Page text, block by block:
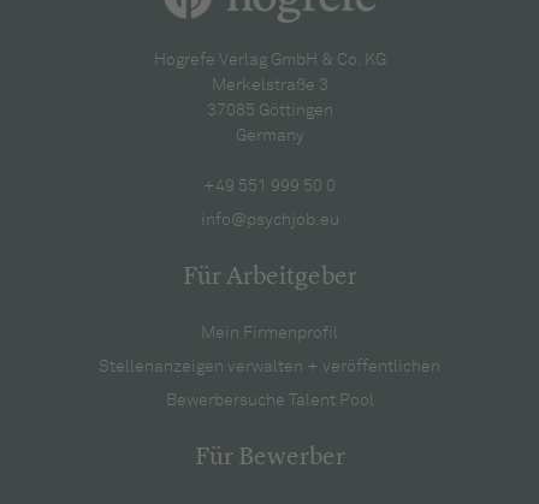
Hogrefe Verlag GmbH & Co. KG
Merkelstraße 3
37085 Göttingen
Germany
+49 551 999 50 0
info@psychjob.eu
Für Arbeitgeber
Mein Firmenprofil
Stellenanzeigen verwalten + veröffentlichen
Bewerbersuche Talent Pool
Für Bewerber